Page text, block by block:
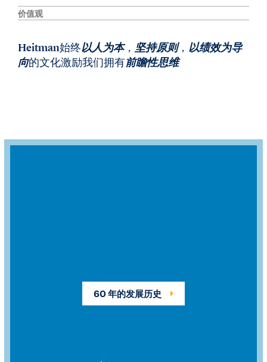
价值观
Heitman始终以人为本， 坚持原则， 以绩效为导
向的文化激励我们拥有前瞻性思维
60 年的发展历史